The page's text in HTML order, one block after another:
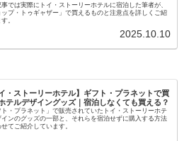
事では実際にトイ・ストーリーホテルに宿泊した筆者が、
ップ・トゥギャザー」で買えるものと注意点を詳しくご紹
。
2025.10.10
イ・ストーリーホテル】ギフト・プラネットで買
テルデザイングッズ｜宿泊しなくても買える？
ト・プラネット」で販売されていたトイ・ストーリーホテ
インのグッズの一部と、それらを宿泊せずに購入する方法
せてご紹介しています。